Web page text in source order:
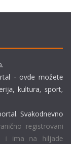
- ovde možete
kultura, sport,
Svakodnevno
registrovani
i ima na hiljade